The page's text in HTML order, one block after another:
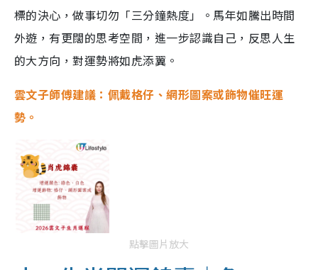
標的決心，做事切勿「三分鐘熱度」。馬年如騰出時間
外遊，有更闊的思考空間，進一步認識自己，反思人生
的大方向，對運勢將如虎添翼。
雲文子師傅建議：佩戴格仔、網形圖案或飾物催旺運
勢。
點擊圖片放大